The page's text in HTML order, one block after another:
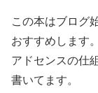
この本はブログ
おすすめします。
アドセンスの仕
書いてます。